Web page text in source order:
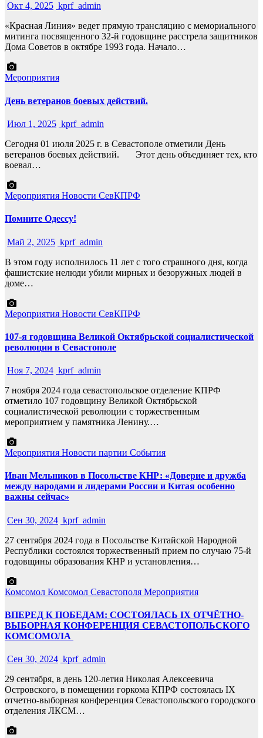
Окт 4, 2025 kprf_admin
«Красная Линия» ведет прямую трансляцию с мемориального
митинга посвященного 32-й годовщине расстрела защитников
Дома Советов в октябре 1993 года. Начало…
Мероприятия
День ветеранов боевых действий.
Июл 1, 2025 kprf_admin
Сегодня 01 июля 2025 г. в Севастополе отметили День
ветеранов боевых действий. Этот день объединяет тех, кто
воевал…
Мероприятия Новости СевКПРФ
Помните Одессу!
Май 2, 2025 kprf_admin
В этом году исполнилось 11 лет с того страшного дня, когда
фашистские нелюди убили мирных и безоружных людей в
доме…
Мероприятия Новости СевКПРФ
107-я годовщина Великой Октябрьской социалистической
революции в Севастополе
Ноя 7, 2024 kprf_admin
7 ноября 2024 года севастопольское отделение КПРФ
отметило 107 годовщину Великой Октябрьской
социалистической революции с торжественным
мероприятием у памятника Ленину.…
Мероприятия Новости партии События
Иван Мельников в Посольстве КНР: «Доверие и дружба
между народами и лидерами России и Китая особенно
важны сейчас»
Сен 30, 2024 kprf_admin
27 сентября 2024 года в Посольстве Китайской Народной
Республики состоялся торжественный прием по случаю 75-й
годовщины образования КНР и установления…
Комсомол Комсомол Севастополя Мероприятия
ВПЕРЕД К ПОБЕДАМ: СОСТОЯЛАСЬ IX ОТЧЁТНО-
ВЫБОРНАЯ КОНФЕРЕНЦИЯ СЕВАСТОПОЛЬСКОГО
КОМСОМОЛА
Сен 30, 2024 kprf_admin
29 сентября, в день 120-летия Николая Алексеевича
Островского, в помещении горкома КПРФ состоялась IX
отчетно-выборная конференция Севастопольского городского
отделения ЛКСМ…